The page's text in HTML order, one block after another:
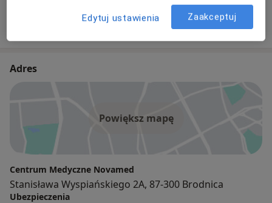
4 opinie
Adres
Powiększ mapę
Centrum Medyczne Novamed
Stanisława Wyspiańskiego 2A, 87-300 Brodnica
Ubezpieczenia
Edytuj ustawienia Zaakceptuj